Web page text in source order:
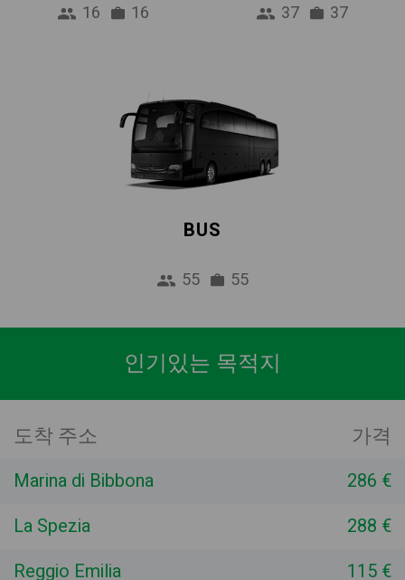
16 16 37 37
BUS
55 55
인기있는 목적지
도착 주소 가격
Marina di Bibbona
286 €
La Spezia
288 €
Reggio Emilia
115 €